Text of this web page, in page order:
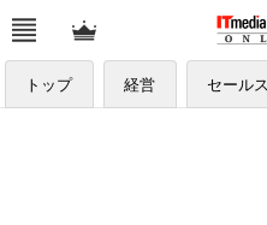
トップ 経営 セールス